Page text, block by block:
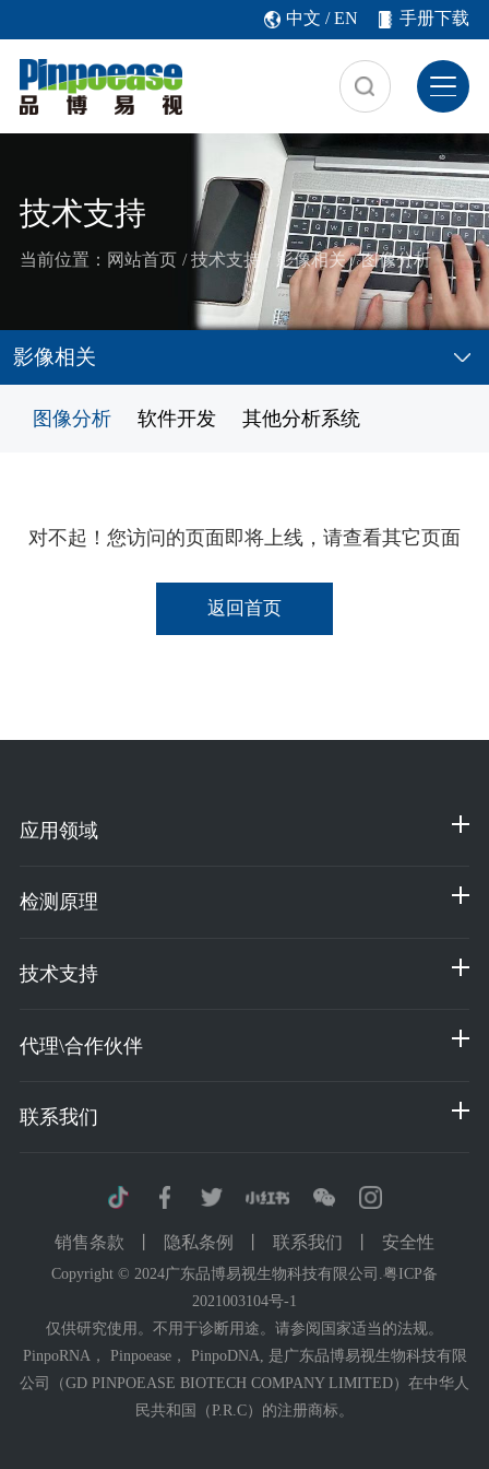
中文 /EN 手册下载
技术支持
当前位置： 网站首页 / 技术支持 / 影像相关 / 图像分析
影像相关
图像分析 软件开发 其他分析系统
对不起！您访问的页面即将上线，请查看其它页面
返回首页
应用领域
检测原理
技术支持
代理\合作伙伴
联系我们
销售条款 隐私条例 联系我们 安全性
Copyright © 2024广东品博易视生物科技有限公司. 粤ICP备
2021003104号-1
仅供研究使用。不用于诊断用途。请参阅国家适当的法规。
PinpoRNA， Pinpoease， PinpoDNA, 是广东品博易视生物科技有限
公司（GD PINPOEASE BIOTECH COMPANY LIMITED）在中华人
民共和国（P.R.C）的注册商标。